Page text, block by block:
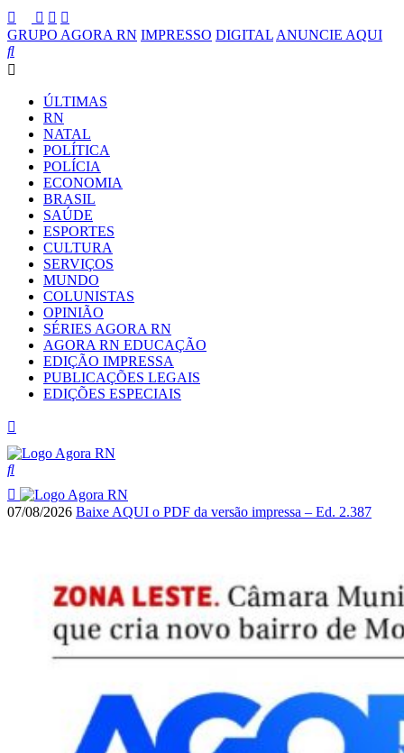
GRUPO AGORA RN IMPRESSO DIGITAL ANUNCIE AQUI
ÚLTIMAS
RN
NATAL
POLÍTICA
POLÍCIA
ECONOMIA
BRASIL
SAÚDE
ESPORTES
CULTURA
SERVIÇOS
MUNDO
COLUNISTAS
OPINIÃO
SÉRIES AGORA RN
AGORA RN EDUCAÇÃO
EDIÇÃO IMPRESSA
PUBLICAÇÕES LEGAIS
EDIÇÕES ESPECIAIS
07/08/2026 Baixe AQUI o PDF da versão impressa – Ed. 2.387